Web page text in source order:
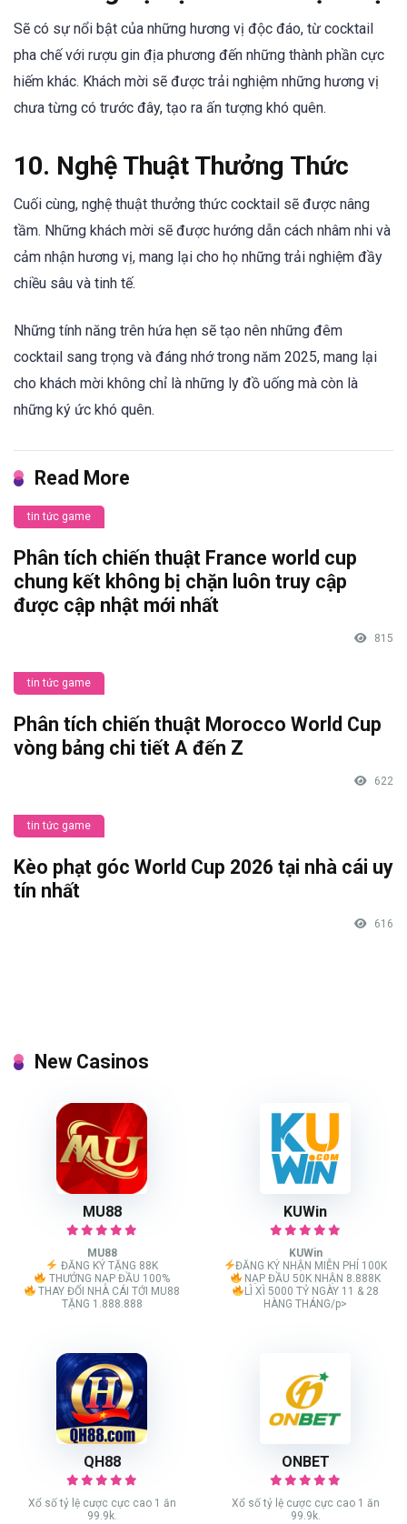
Sẽ có sự nổi bật của những hương vị độc đáo, từ cocktail
pha chế với rượu gin địa phương đến những thành phần cực
hiếm khác. Khách mời sẽ được trải nghiệm những hương vị
chưa từng có trước đây, tạo ra ấn tượng khó quên.
10. Nghệ Thuật Thưởng Thức
Cuối cùng, nghệ thuật thưởng thức cocktail sẽ được nâng
tầm. Những khách mời sẽ được hướng dẫn cách nhâm nhi và
cảm nhận hương vị, mang lại cho họ những trải nghiệm đầy
chiều sâu và tinh tế.
Những tính năng trên hứa hẹn sẽ tạo nên những đêm
cocktail sang trọng và đáng nhớ trong năm 2025, mang lại
cho khách mời không chỉ là những ly đồ uống mà còn là
những ký ức khó quên.
Read More
tin tức game
Phân tích chiến thuật France world cup
chung kết không bị chặn luôn truy cập
được cập nhật mới nhất
815
tin tức game
Phân tích chiến thuật Morocco World Cup
vòng bảng chi tiết A đến Z
622
tin tức game
Kèo phạt góc World Cup 2026 tại nhà cái uy
tín nhất
616
New Casinos
MU88
MU88
ĐĂNG KÝ TẶNG 88K
THƯỞNG NẠP ĐẦU 100%
THAY ĐỔI NHÀ CÁI TỚI MU88
TẶNG 1.888.888
KUWin
KUWin
ĐĂNG KÝ NHẬN MIỄN PHÍ 100K
NẠP ĐẦU 50K NHẬN 8.888K
LÌ XÌ 5000 TỶ NGÀY 11 & 28
HÀNG THÁNG/p>
QH88
Xổ số tỷ lệ cược cực cao 1 ăn
99.9k.
ONBET
Xổ số tỷ lệ cược cực cao 1 ăn
99.9k.